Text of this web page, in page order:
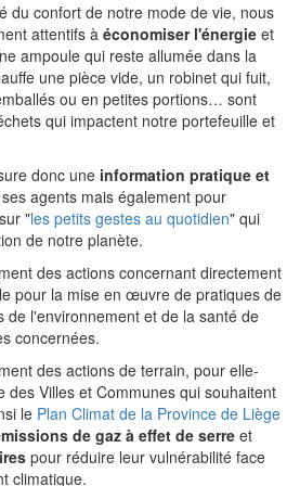
du confort de notre mode de vie, nous
attentifs à économiser l'énergie et
ampoule qui reste allumée dans la
une pièce vide, un robinet qui fuit,
ou en petites portions… sont
qui impactent notre portefeuille et
donc une information pratique et
agents mais également pour
"les petits gestes au quotidien" qui
de notre planète.
des actions concernant directement
pour la mise en œuvre de pratiques de
de l'environnement et de la santé de
concernées.
des actions de terrain, pour elle-
des Villes et Communes qui souhaitent
le Plan Climat de la Province de Liège
de gaz à effet de serre et
pour réduire leur vulnérabilité face
climatique.